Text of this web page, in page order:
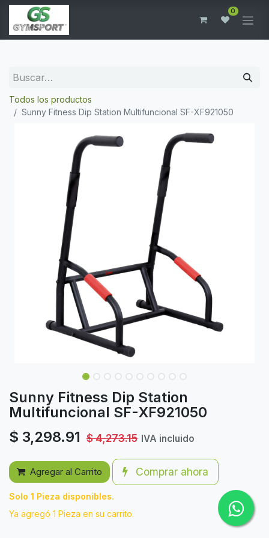
0
Todos los productos
Sunny Fitness Dip Station Multifuncional SF-XF921050
Sunny Fitness Dip Station
Multifuncional SF-XF921050
$ 3,298.91 $4,273.15 IVA incluido
Agregar al Carrito Comprar ahora
Solo 1 Pieza disponibles.
Ya agregó 1 Pieza en su carrito.